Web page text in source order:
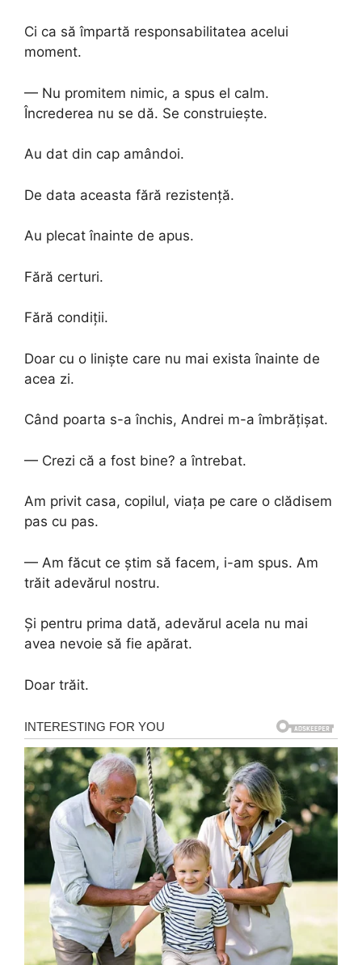
Ci ca să împartă responsabilitatea acelui
moment.
— Nu promitem nimic, a spus el calm.
Încrederea nu se dă. Se construiește.
Au dat din cap amândoi.
De data aceasta fără rezistență.
Au plecat înainte de apus.
Fără certuri.
Fără condiții.
Doar cu o liniște care nu mai exista înainte de
acea zi.
Când poarta s-a închis, Andrei m-a îmbrățișat.
— Crezi că a fost bine? a întrebat.
Am privit casa, copilul, viața pe care o clădisem
pas cu pas.
— Am făcut ce știm să facem, i-am spus. Am
trăit adevărul nostru.
Și pentru prima dată, adevărul acela nu mai
avea nevoie să fie apărat.
Doar trăit.